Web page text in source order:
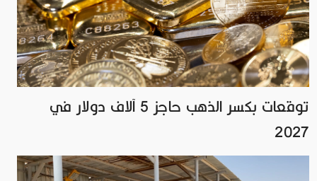
توقعات بكسر الذهب حاجز 5 آلاف دولار في
2027